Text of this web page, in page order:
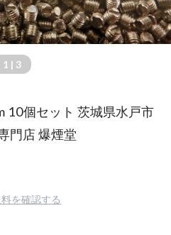
1 | 3
10個セット 茨城県水戸市
門店 爆煙堂
料を確認する